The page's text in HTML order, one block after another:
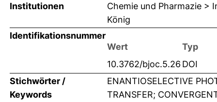
Institutionen
Chemie und Pharmazie >
König
Identifikationsnummer
Wert
Typ
10.3762/bjoc.5.26 DOI
Stichwörter /
Keywords
ENANTIOSELECTIVE
TRANSFER;